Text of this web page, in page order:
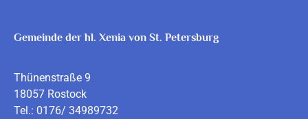
Gemeinde der hl. Xenia von St. Petersburg
Thünenstraße 9
18057 Rostock
Tel.: 0176/ 34989732